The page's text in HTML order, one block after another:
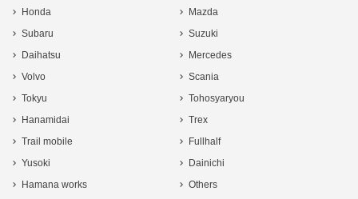
Honda
Mazda
Subaru
Suzuki
Daihatsu
Mercedes
Volvo
Scania
Tokyu
Tohosyaryou
Hanamidai
Trex
Trail mobile
Fullhalf
Yusoki
Dainichi
Hamana works
Others